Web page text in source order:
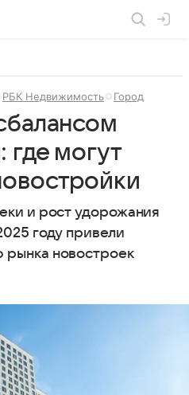
РБК Недвижимость Город
где могут
и рост удорожания
году привели
новостроек